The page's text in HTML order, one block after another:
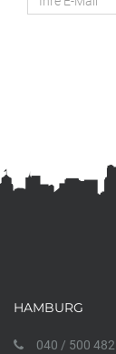
HAMBURG
040 / 500